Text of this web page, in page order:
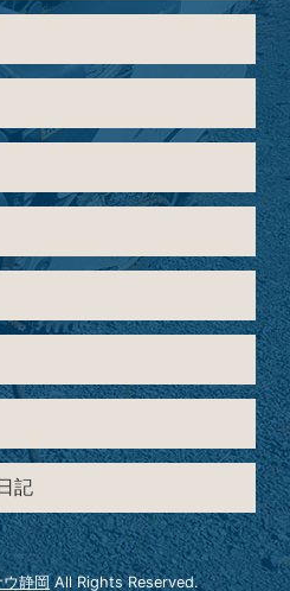
記
ウ静岡All Rights Reserved.